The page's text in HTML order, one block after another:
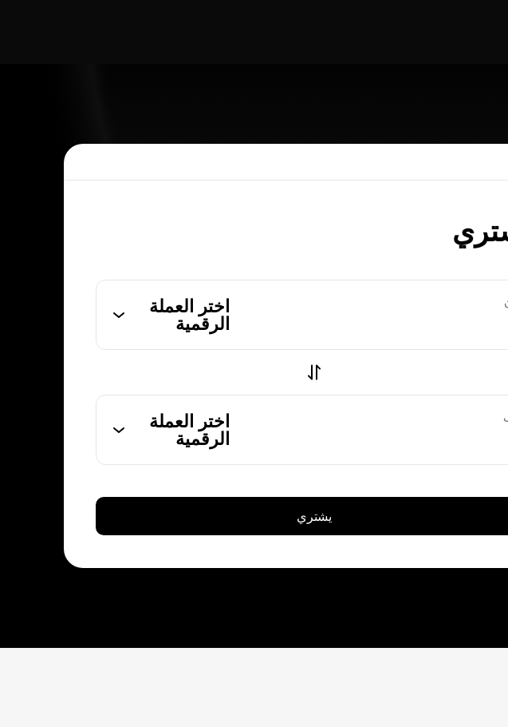
اختر العملة
الرقمية
اختر العملة
الرقمية
يشتري